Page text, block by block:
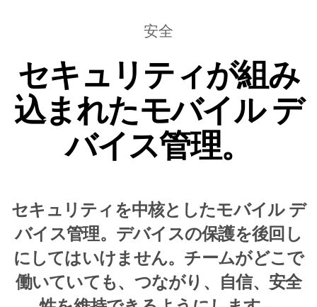
安全
セキュリティが組み
込まれたモバイル デ
バイス管理。
セキュリティを中核としたモバイル デ
バイス管理。デバイスの保護を後回し
にしてはいけません。チームがどこで
働いていても、つながり、自信、安全